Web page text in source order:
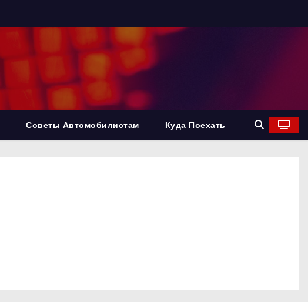
Советы Автомобилистам Куда Поехать